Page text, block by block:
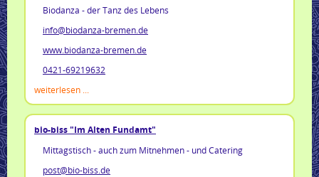
Biodanza - der Tanz des Lebens
info@biodanza-bremen.de
www.biodanza-bremen.de
0421-69219632
weiterlesen ...
bio-biss "Im Alten Fundamt"
Mittagstisch - auch zum Mitnehmen - und Catering
post@bio-biss.de